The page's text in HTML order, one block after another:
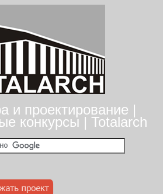
и проектирование |
конкурсы | Totalarch